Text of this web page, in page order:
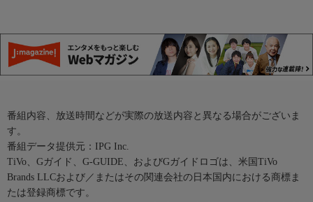
番組内容、放送時間などが実際の放送内容と異なる場合がございま
す。
番組データ提供元：IPG Inc.
TiVo、Gガイド、G-GUIDE、およびGガイドロゴは、米国TiVo
Brands LLCおよび／またはその関連会社の日本国内における商標ま
たは登録商標です。